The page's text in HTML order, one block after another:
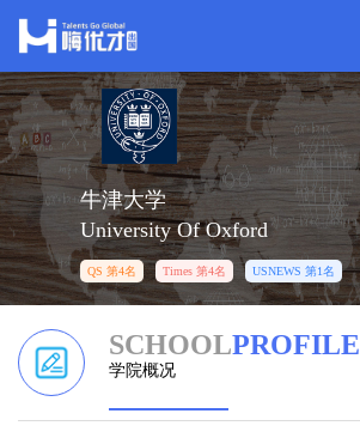
牛津大学
University Of Oxford
QS 第4名 Times 第4名 USNEWS 第1名
SCHOOLPROFILE
学院概况